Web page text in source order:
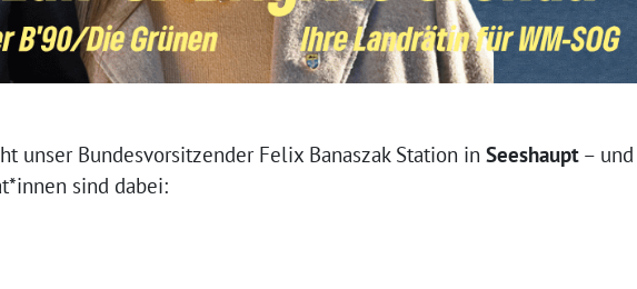
unser Bundesvorsitzender Felix Banaszak Station in Seeshaupt – und
sind dabei: